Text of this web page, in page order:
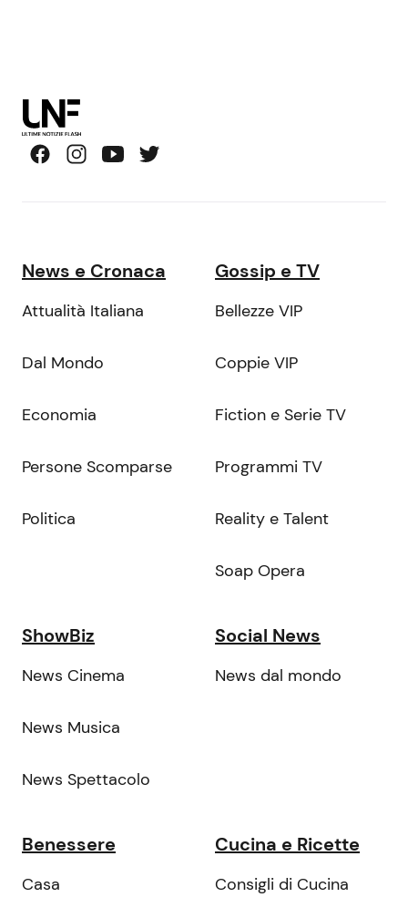
News e Cronaca
Attualità Italiana
Dal Mondo
Economia
Persone Scomparse
Politica
Gossip e TV
Bellezze VIP
Coppie VIP
Fiction e Serie TV
Programmi TV
Reality e Talent
Soap Opera
ShowBiz
News Cinema
News Musica
News Spettacolo
Social News
News dal mondo
Benessere
Casa
Cucina e Ricette
Consigli di Cucina